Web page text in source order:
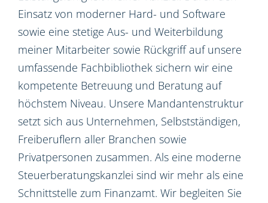
Einsatz von moderner Hard- und Software
sowie eine stetige Aus- und Weiterbildung
meiner Mitarbeiter sowie Rückgriff auf unsere
umfassende Fachbibliothek sichern wir eine
kompetente Betreuung und Beratung auf
höchstem Niveau. Unsere Mandantenstruktur
setzt sich aus Unternehmen, Selbstständigen,
Freiberuflern aller Branchen sowie
Privatpersonen zusammen. Als eine moderne
Steuerberatungskanzlei sind wir mehr als eine
Schnittstelle zum Finanzamt. Wir begleiten Sie